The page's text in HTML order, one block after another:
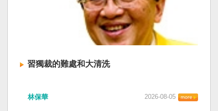
習獨裁的難處和大清洗
林保華 2026-08-05